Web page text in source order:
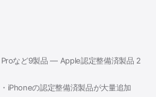
など9製品 — Apple認定整備済製品 2
iPhoneの認定整備済製品が大量追加